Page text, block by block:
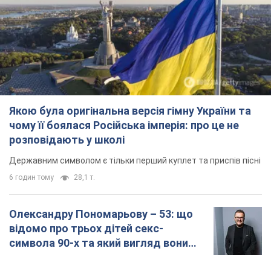
чому її боялася Російська імперія: про це не
розповідають у школі
Державним символом є тільки перший куплет та приспів пісні
6 годин тому 28,1 т.
Олександру Пономарьову – 53: що
відомо про трьох дітей секс-
символа 90-х та який вигляд вони
мають
За розвитком кар'єри артист не забував про
долари 1996 року: чи приймають
обмінники та банки такі купюри